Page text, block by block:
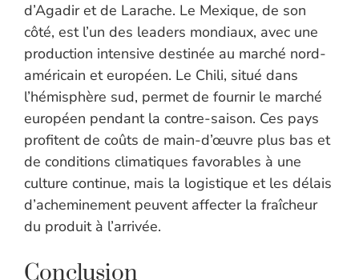
d’Agadir et de Larache. Le Mexique, de son
côté, est l’un des leaders mondiaux, avec une
production intensive destinée au marché nord-
américain et européen. Le Chili, situé dans
l’hémisphère sud, permet de fournir le marché
européen pendant la contre-saison. Ces pays
profitent de coûts de main-d’œuvre plus bas et
de conditions climatiques favorables à une
culture continue, mais la logistique et les délais
d’acheminement peuvent affecter la fraîcheur
du produit à l’arrivée.
Conclusion